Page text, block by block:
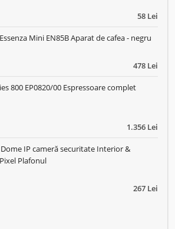
58 Lei
478 Lei
Mini EN85B Aparat de cafea - negru
1.356 Lei
800 EP0820/00 Espressoare complet
267 Lei
Dome IP cameră securitate Interior &
Plafonul